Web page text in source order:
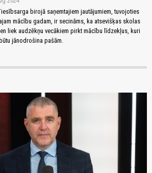
birojā saņemtajiem jautājumiem, tuvojoties
mācību gadam, ir secināms, ka atsevišķas skolas
liek audzēkņu vecākiem pirkt mācību līdzekļus, kuri
jānodrošina pašām.